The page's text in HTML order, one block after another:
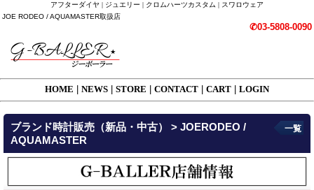
アフターダイヤ | ジュエリー | クロムハーツカスタム | スワロウェア
JOE RODEO / AQUAMASTER取扱店
✆03-5808-0090
HOME NEWS STORE CONTACT CART LOGIN
ブランド時計販売（新品・中古） > JOERODEO /
AQUAMASTER
一覧